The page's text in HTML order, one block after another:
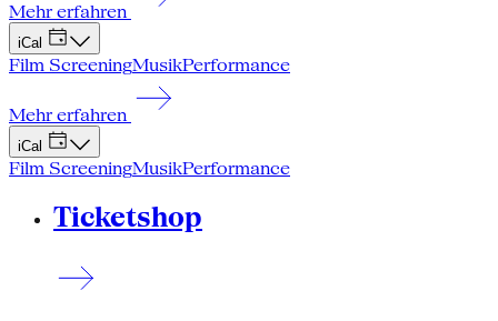
Mehr erfahren
iCal
Film ScreeningMusikPerformance
Mehr erfahren
iCal
Film ScreeningMusikPerformance
Ticketshop